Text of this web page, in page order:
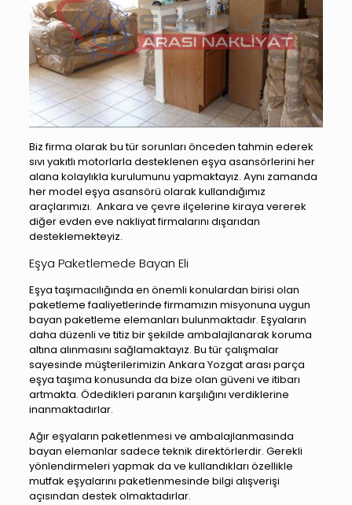
Biz firma olarak bu tür sorunları önceden tahmin ederek
sıvı yakıtlı motorlarla desteklenen eşya asansörlerini her
alana kolaylıkla kurulumunu yapmaktayız. Aynı zamanda
her model eşya asansörü olarak kullandığımız
araçlarımızı. Ankara ve çevre ilçelerine kiraya vererek
diğer evden eve nakliyat firmalarını dışarıdan
desteklemekteyiz.
Eşya Paketlemede Bayan Eli
Eşya taşımacılığında en önemli konulardan birisi olan
paketleme faaliyetlerinde firmamızın misyonuna uygun
bayan paketleme elemanları bulunmaktadır. Eşyaların
daha düzenli ve titiz bir şekilde ambalajlanarak koruma
altına alınmasını sağlamaktayız. Bu tür çalışmalar
sayesinde müşterilerimizin Ankara Yozgat arası parça
eşya taşıma konusunda da bize olan güveni ve itibarı
artmakta. Ödedikleri paranın karşılığını verdiklerine
inanmaktadırlar.
Ağır eşyaların paketlenmesi ve ambalajlanmasında
bayan elemanlar sadece teknik direktörlerdir. Gerekli
yönlendirmeleri yapmak da ve kullandıkları özellikle
mutfak eşyalarını paketlenmesinde bilgi alışverişi
açısından destek olmaktadırlar.